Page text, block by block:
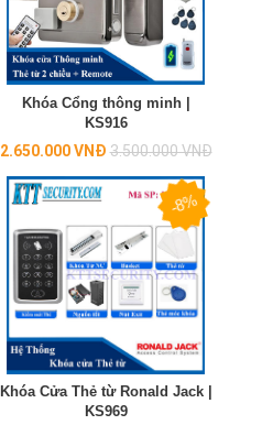
Khóa Cổng thông minh |
KS916
2.650.000 VNĐRegular
3.500.000 VNĐ
-8%
Khóa Cửa Thẻ từ Ronald Jack |
KS969